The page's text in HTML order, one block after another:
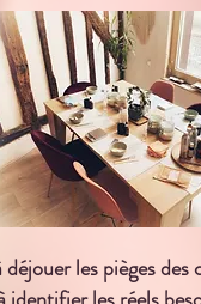
les pièges